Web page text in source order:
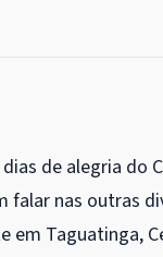
de alegria do
nas outras
Taguatinga,